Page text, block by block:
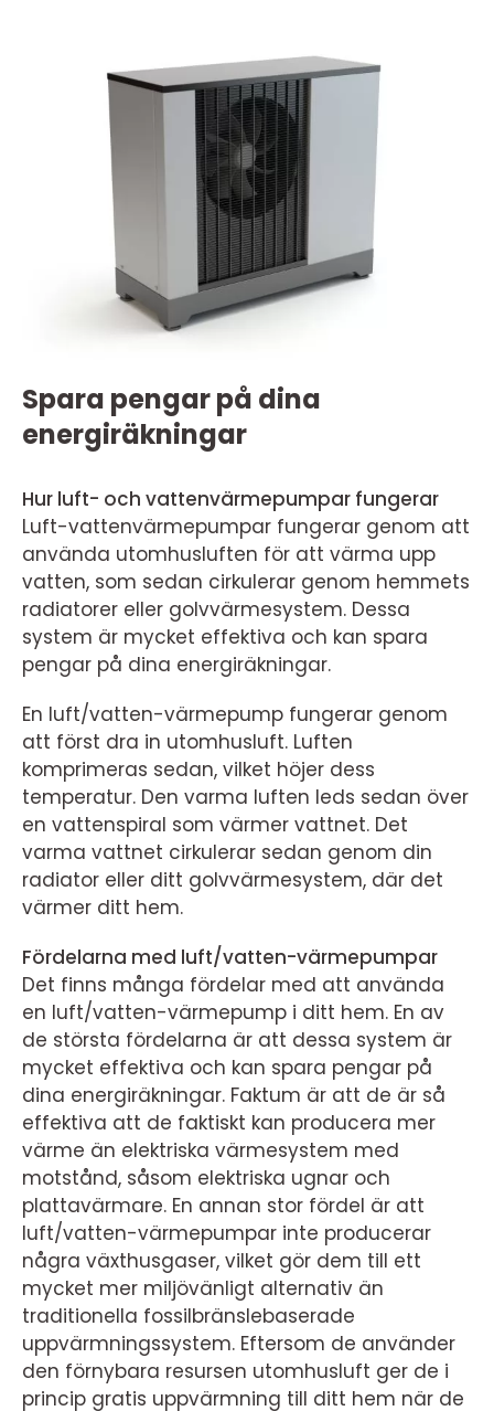
Spara pengar på dina
energiräkningar
Hur luft- och vattenvärmepumpar fungerar
Luft-vattenvärmepumpar fungerar genom att
använda utomhusluften för att värma upp
vatten, som sedan cirkulerar genom hemmets
radiatorer eller golvvärmesystem. Dessa
system är mycket effektiva och kan spara
pengar på dina energiräkningar.
En luft/vatten-värmepump fungerar genom
att först dra in utomhusluft. Luften
komprimeras sedan, vilket höjer dess
temperatur. Den varma luften leds sedan över
en vattenspiral som värmer vattnet. Det
varma vattnet cirkulerar sedan genom din
radiator eller ditt golvvärmesystem, där det
värmer ditt hem.
Fördelarna med luft/vatten-värmepumpar
Det finns många fördelar med att använda
en luft/vatten-värmepump i ditt hem. En av
de största fördelarna är att dessa system är
mycket effektiva och kan spara pengar på
dina energiräkningar. Faktum är att de är så
effektiva att de faktiskt kan producera mer
värme än elektriska värmesystem med
motstånd, såsom elektriska ugnar och
plattavärmare. En annan stor fördel är att
luft/vatten-värmepumpar inte producerar
några växthusgaser, vilket gör dem till ett
mycket mer miljövänligt alternativ än
traditionella fossilbränslebaserade
uppvärmningssystem. Eftersom de använder
den förnybara resursen utomhusluft ger de i
princip gratis uppvärmning till ditt hem när de